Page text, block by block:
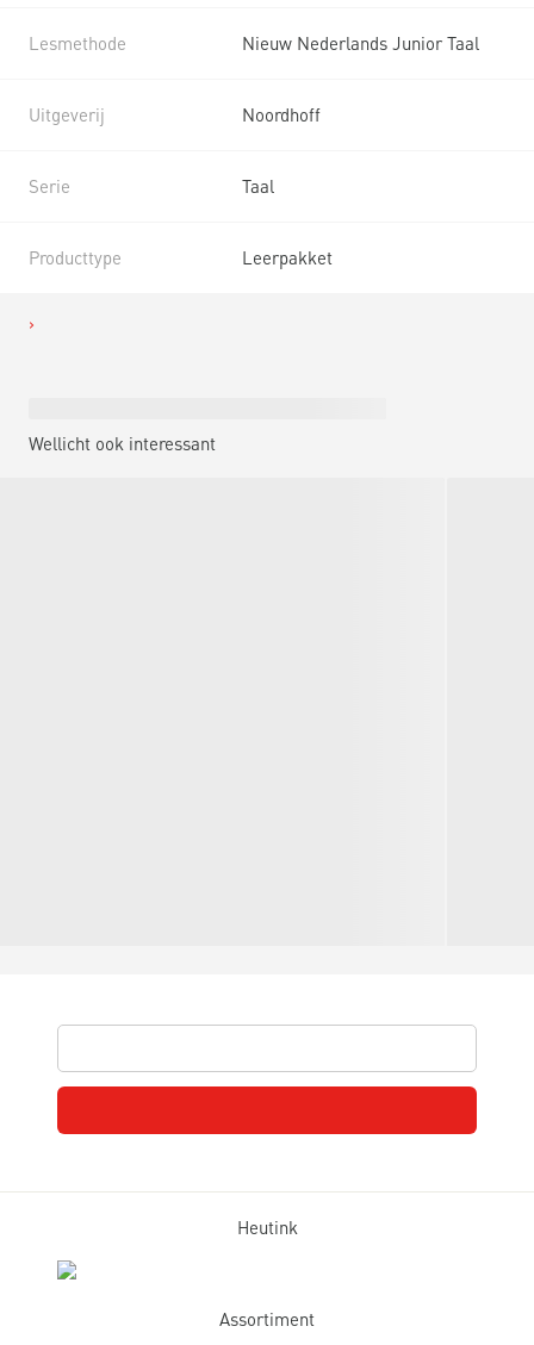
Lesmethode Nieuw Nederlands Junior Taal
Uitgeverij Noordhoff
Serie Taal
Producttype Leerpakket
Wellicht ook interessant
Heutink
Assortiment